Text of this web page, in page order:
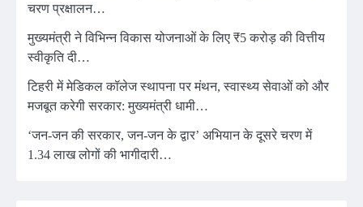
चरण प्रक्षालन…
मुख्यमंत्री ने विभिन्न विकास योजनाओं के लिए ₹5 करोड़ की वित्तीय
स्वीकृति दी…
टिहरी में मेडिकल कॉलेज स्थापना पर मंथन, स्वास्थ्य सेवाओं को और
मजबूत करेगी सरकार: मुख्यमंत्री धामी…
‘जन-जन की सरकार, जन-जन के द्वार’ अभियान के दूसरे चरण में
1.34 लाख लोगों की भागीदारी…